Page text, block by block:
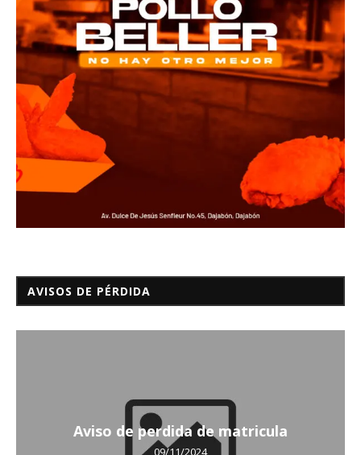
AVISOS DE PÉRDIDA
Aviso de perdida de matricula
09/11/2024